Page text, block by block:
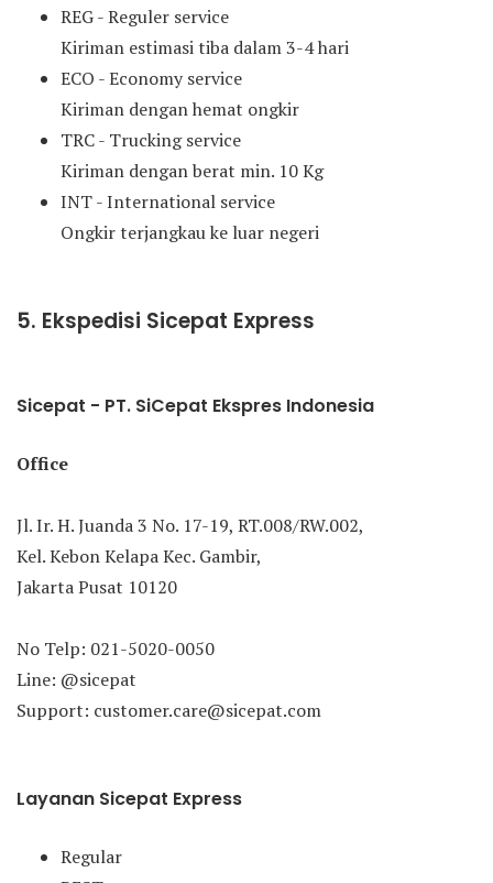
REG - Reguler service
Kiriman estimasi tiba dalam 3-4 hari
ECO - Economy service
Kiriman dengan hemat ongkir
TRC - Trucking service
Kiriman dengan berat min. 10 Kg
INT - International service
Ongkir terjangkau ke luar negeri
5. Ekspedisi Sicepat Express
Sicepat - PT. SiCepat Ekspres Indonesia
Office
Jl. Ir. H. Juanda 3 No. 17-19, RT.008/RW.002,
Kel. Kebon Kelapa Kec. Gambir,
Jakarta Pusat 10120
No Telp: 021-5020-0050
Line: @sicepat
Support: customer.care@sicepat.com
Layanan Sicepat Express
Regular